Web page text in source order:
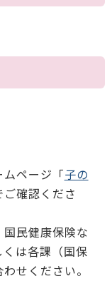
ページ「子の
ご確認くださ
民健康保険な
は各課（国保
せください。